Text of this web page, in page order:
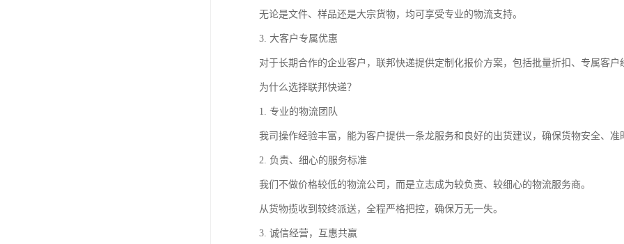
无论是文件、样品还是大宗货物，均可享受专业的物流支持。
3. 大客户专属优惠
对于长期合作的企业客户，联邦快递提供定制化报价方案，包括批量折扣、专属客
为什么选择联邦快递？
1. 专业的物流团队
我司操作经验丰富，能为客户提供一条龙服务和良好的出货建议，确保货物安全、准
2. 负责、细心的服务标准
我们不做价格较低的物流公司，而是立志成为较负责、较细心的物流服务商。
从货物揽收到较终派送，全程严格把控，确保万无一失。
3. 诚信经营，互惠共赢